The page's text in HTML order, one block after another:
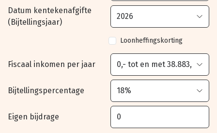
Datum kentekenafgifte
(Bijtellingsjaar)
Loonheffingskorting
Fiscaal inkomen per jaar
Bijtellingspercentage
Eigen bijdrage